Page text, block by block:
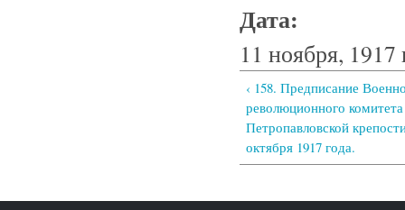
Дата:
11 ноября, 1917
‹ 158. Предписание
революционного
Петропавловской
октября 1917 года.